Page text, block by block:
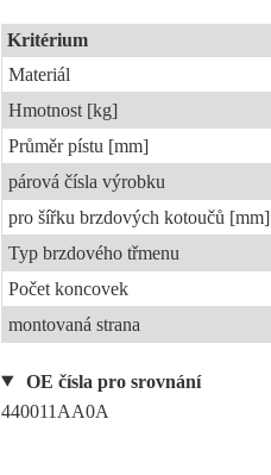
Kritérium
Materiál
Hmotnost [kg]
Průměr pístu [mm]
párová čísla výrobku
pro šířku brzdových kotoučů [mm]
Typ brzdového třmenu
Počet koncovek
montovaná strana
OE čísla pro srovnání
440011AA0A